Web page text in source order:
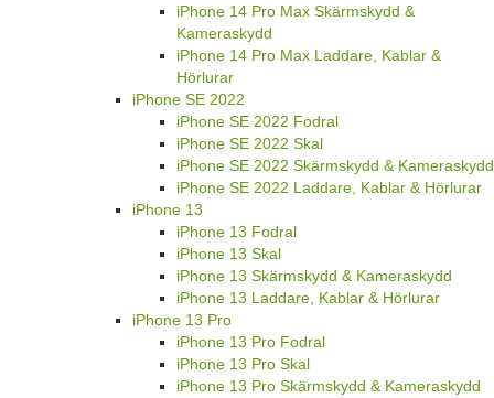
iPhone 14 Pro Max Skärmskydd &
Kameraskydd
iPhone 14 Pro Max Laddare, Kablar &
Hörlurar
iPhone SE 2022
iPhone SE 2022 Fodral
iPhone SE 2022 Skal
iPhone SE 2022 Skärmskydd & Kameraskydd
iPhone SE 2022 Laddare, Kablar & Hörlurar
iPhone 13
iPhone 13 Fodral
iPhone 13 Skal
iPhone 13 Skärmskydd & Kameraskydd
iPhone 13 Laddare, Kablar & Hörlurar
iPhone 13 Pro
iPhone 13 Pro Fodral
iPhone 13 Pro Skal
iPhone 13 Pro Skärmskydd & Kameraskydd